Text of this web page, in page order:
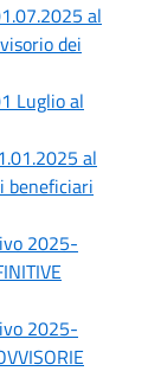
al
dei
Luglio al
al
beneficiari
2025-
2025-